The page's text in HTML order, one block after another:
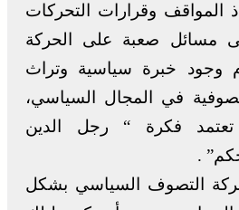
المواقف وقرارات التحركات
مسائل صعبة على الحركة
وجود خبرة سياسية وتراث
في المجال السياسي،
تعتمد فكرة “ رجل الدين
.
التصوف السياسي بشكل